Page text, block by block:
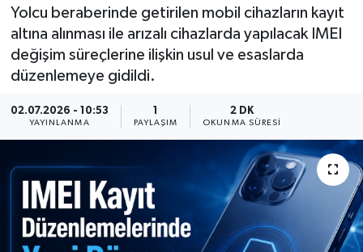
Yolcu beraberinde getirilen mobil cihazların kayıt
altına alınması ile arızalı cihazlarda yapılacak IMEI
değişim süreçlerine ilişkin usul ve esaslarda
düzenlemeye gidildi.
02.07.2026 - 10:53
YAYINLANMA PAYLAŞIM
2 DK
OKUNMA SÜRESI